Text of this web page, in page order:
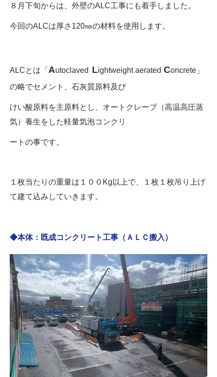
８月下旬からは、外壁のALC工事にも着手しました。
今回のALCは厚さ 120㎜の材料を使用します。
ALCとは「 Autoclaved Lightweight aerated Concrete」
の略でセメント、石灰質原料及び
けい酸原料を主原料とし、オートクレーブ（高温高圧蒸
気）養生をした軽量気泡コンクリ
ートの事です。
１枚当たりの重量は１００Kg以上で、１枚１枚吊り上げ
て建て込みしていきます。
◆本体：既成コンクリート工事（ＡＬＣ搬入）